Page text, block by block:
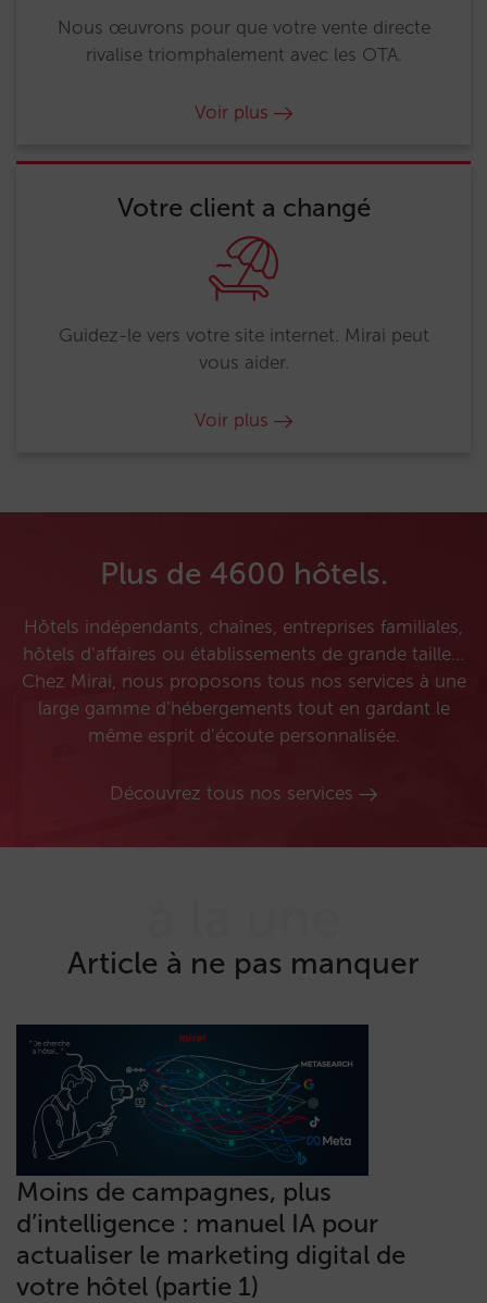
Nous œuvrons pour que votre vente directe
rivalise triomphalement avec les OTA.
Voir plus
Votre client a changé
Guidez-le vers votre site internet. Mirai peut
vous aider.
Voir plus
Plus de 4600 hôtels.
Hôtels indépendants, chaînes, entreprises familiales,
hôtels d’affaires ou établissements de grande taille…
Chez Mirai, nous proposons tous nos services à une
large gamme d’hébergements tout en gardant le
même esprit d’écoute personnalisée.
Découvrez tous nos services
Article à ne pas manquer
Moins de campagnes, plus
d’intelligence : manuel IA pour
actualiser le marketing digital de
votre hôtel (partie 1)